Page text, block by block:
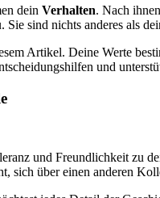
dein Verhalten. Nach
Sie sind nichts anderes als
Artikel. Deine Werte
und
und Freundlichkeit zu
sich über einen anderen